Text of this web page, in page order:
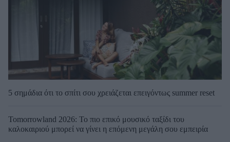
5 σημάδια ότι το σπίτι σου χρειάζεται επειγόντως summer reset
Tomorrowland 2026: Το πιο επικό μουσικό ταξίδι του
καλοκαιριού μπορεί να γίνει η επόμενη μεγάλη σου εμπειρία